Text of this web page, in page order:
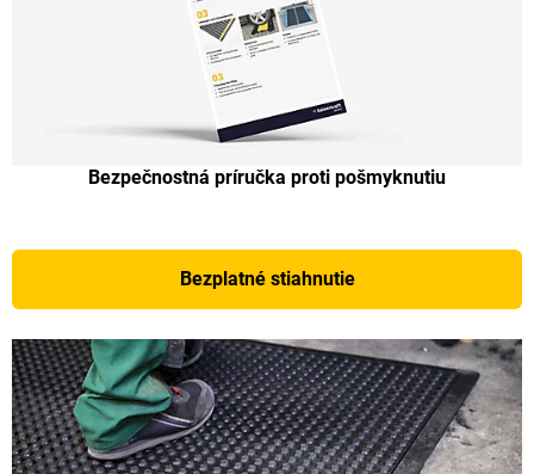
Bezpečnostná príručka proti pošmyknutiu
Bezplatné stiahnutie